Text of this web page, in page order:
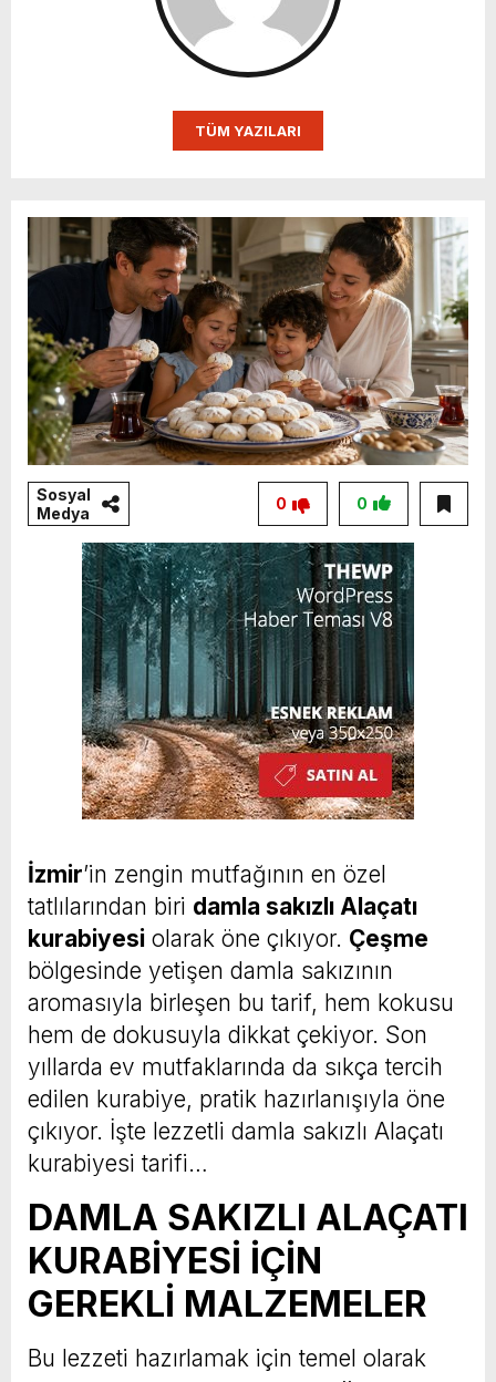
TÜM YAZILARI
Sosyal
Medya
0
0
İzmir’in zengin mutfağının en özel
tatlılarından biri damla sakızlı Alaçatı
kurabiyesi olarak öne çıkıyor. Çeşme
bölgesinde yetişen damla sakızının
aromasıyla birleşen bu tarif, hem kokusu
hem de dokusuyla dikkat çekiyor. Son
yıllarda ev mutfaklarında da sıkça tercih
edilen kurabiye, pratik hazırlanışıyla öne
çıkıyor. İşte lezzetli damla sakızlı Alaçatı
kurabiyesi tarifi…
DAMLA SAKIZLI ALAÇATI
KURABİYESİ İÇİN
GEREKLİ MALZEMELER
Bu lezzeti hazırlamak için temel olarak